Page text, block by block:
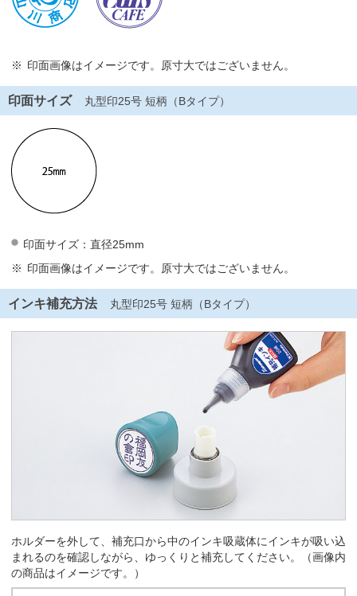
印面画像はイメージです。原寸大ではございません。
印面サイズ 丸型印25号 短柄（Bタイプ）
印面サイズ：直径25mm
印面画像はイメージです。原寸大ではございません。
インキ補充方法 丸型印25号 短柄（Bタイプ）
ホルダーを外して、補充口から中のインキ吸蔵体にインキが吸い込
まれるのを確認しながら、ゆっくりと補充してください。（画像内
の商品はイメージです。）